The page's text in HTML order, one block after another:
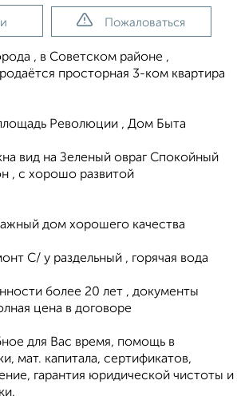
Пожаловаться
, в Советском районе ,
просторная 3-ком квартира
Революции , Дом Быта
вид на Зеленый овраг Спокойный
, с хорошо развитой
дом хорошего качества
С/ у раздельный , горячая вода
более 20 лет , документы
цена в договоре
для Вас время, помощь в
мат. капитала, сертификатов,
гарантия юридической чистоты и